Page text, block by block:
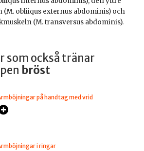
(M. obliiqus externus abdominis) och
(M. transversus abdominis).
som också tränar
bröst
på handtag med vrid
i ringar